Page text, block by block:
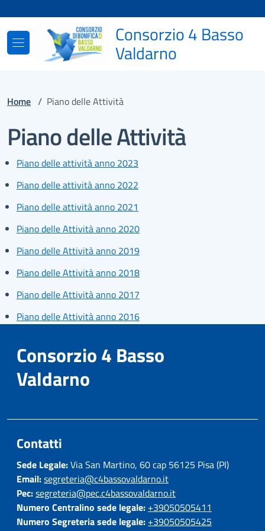
Consorzio 4 Basso
Valdarno
Home / Piano delle Attività
Piano delle Attività
Piano delle attività anno 2023
Piano delle attività anno 2022
Piano delle attività anno 2021
Piano delle Attività anno 2020
Piano delle Attività anno 2019
Piano delle Attività anno 2018
Piano delle Attività anno 2017
Piano delle Attività anno 2016
Consorzio 4 Basso
Valdarno
Contatti
Sede Legale:Via San Martino, 60 cap 56125 Pisa (PI)
Email:segreteria@c4bassovaldarno.it
Pec:segreteria@pec.c4bassovaldarno.it
Numero Centralino sede legale: +39050505411
Numero Segreteria sede legale: +39050505425